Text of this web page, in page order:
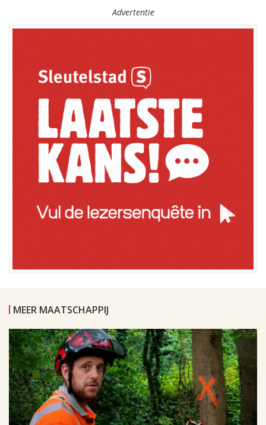
Advertentie
MEER MAATSCHAPPIJ